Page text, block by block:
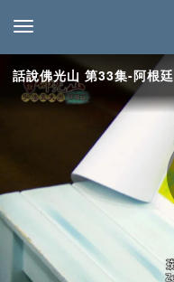
toggle navigation
話說佛光山 第33集-阿根廷